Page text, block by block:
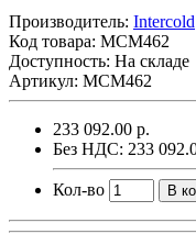
Производитель: Intercold
Код товара: MCM462
Доступность: На складе
Артикул: MCM462
233 092.00 р.
Без НДС: 233
Кол-во В